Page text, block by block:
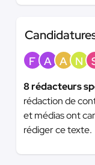
F A A N
8 rédacteurs
rédaction de
et médias ont
rédiger ce texte.